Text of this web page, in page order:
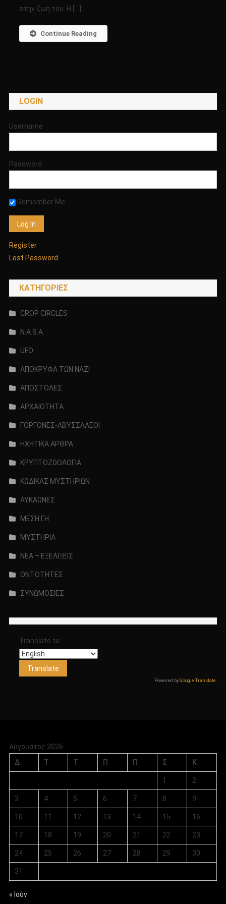
στην ζωή του. Η […]
Continue Reading
LOGIN
Username
Password
Remember Me
Register
Lost Password
KΑΤΗΓΟΡΊΕΣ
CROP CIRCLES
N.A.S.A.
UFO
ΑΠΟΚΡΥΦΑ ΤΩΝ ΝΑΖΙ
ΑΠΟΣΤΟΛΕΣ
ΑΡΧΑΙΟΤΗΤΑ
ΓΟΡΓΟΝΕΣ-ΑΒΥΣΣΑΛΕΟΙ
ΗΧΗΤΙΚΑ ΑΡΘΡΑ
ΚΡΥΠΤΟΖΩΟΛΟΓΙΑ
ΚΩΔΙΚΑΣ ΜΥΣΤΗΡΙΩΝ
ΛΥΚΑΩΝΕΣ
ΜΕΣΗ ΓΗ
ΜΥΣΤΗΡΙΑ
ΝΕΑ – ΕΞΕΛΙΞΕΙΣ
ΟΝΤΟΤΗΤΕΣ
ΣΥΝΩΜΟΣΙΕΣ
Translate to:
Powered byGoogle Translate .
Αύγουστος 2026
Δ
Τ Τ Π Π Σ Κ
1 2
3 4 5 6 7 8 9
10 11 12 13 14 15 16
17 18 19 20 21 22 23
24 25 26 27 28 29 30
31
« Ιούν